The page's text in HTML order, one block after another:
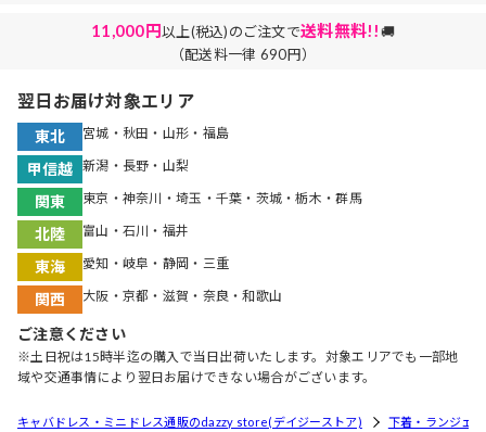
11,000円以上(税込)のご注文で送料無料!!🚚
（配送料一律 690円）
翌日お届け対象エリア
東北 宮城・秋田・山形・福島
甲信越 新潟・長野・山梨
関東 東京・神奈川・埼玉・千葉・茨城・栃木・群馬
北陸 富山・石川・福井
東海 愛知・岐阜・静岡・三重
関西 大阪・京都・滋賀・奈良・和歌山
ご注意ください
※土日祝は15時半迄の購入で当日出荷いたします。対象エリアでも一部地
域や交通事情により翌日お届けできない場合がございます。
キャバドレス・ミニドレス通販のdazzy store(デイジーストア) 下着・ランジェ